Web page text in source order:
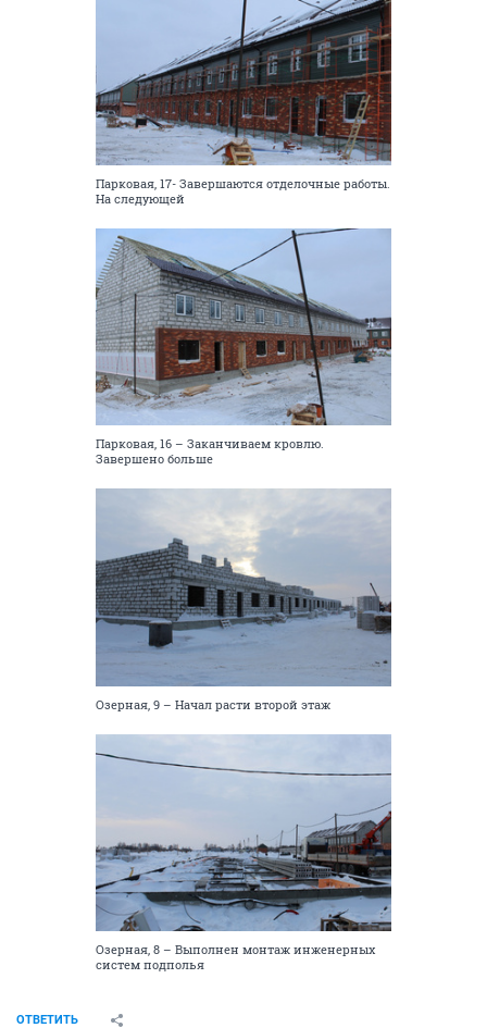
Парковая, 17- Завершаются отделочные работы.
На следующей
Парковая, 16 – Заканчиваем кровлю.
Завершено больше
Озерная, 9 – Начал расти второй этаж
Озерная, 8 – Выполнен монтаж инженерных
систем подполья
ОТВЕТИТЬ